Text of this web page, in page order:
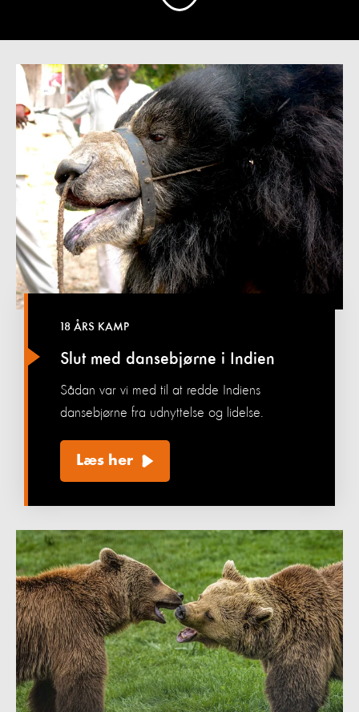
Slut med dansebjørne i Indien
18 ÅRS KAMP
Sådan var vi med til at redde Indiens
dansebjørne fra udnyttelse og lidelse.
Læs her